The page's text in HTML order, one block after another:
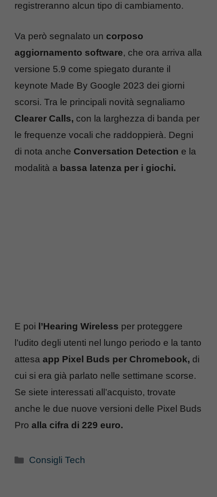
registreranno alcun tipo di cambiamento.
Va però segnalato un corposo
aggiornamento software, che ora arriva alla
versione 5.9 come spiegato durante il
keynote Made By Google 2023 dei giorni
scorsi. Tra le principali novità segnaliamo
Clearer Calls, con la larghezza di banda per
le frequenze vocali che raddoppierà. Degni
di nota anche Conversation Detection e la
modalità a bassa latenza per i giochi.
E poi l’Hearing Wireless per proteggere
l’udito degli utenti nel lungo periodo e la tanto
attesa app Pixel Buds per Chromebook, di
cui si era già parlato nelle settimane scorse.
Se siete interessati all’acquisto, trovate
anche le due nuove versioni delle Pixel Buds
Pro alla cifra di 229 euro.
Categorie
Consigli Tech